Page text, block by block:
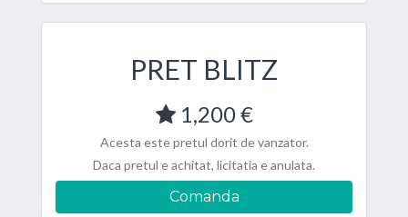
PRET BLITZ
1,200 €
Acesta este pretul dorit de vanzator.
Daca pretul e achitat, licitatia e anulata.
Comanda